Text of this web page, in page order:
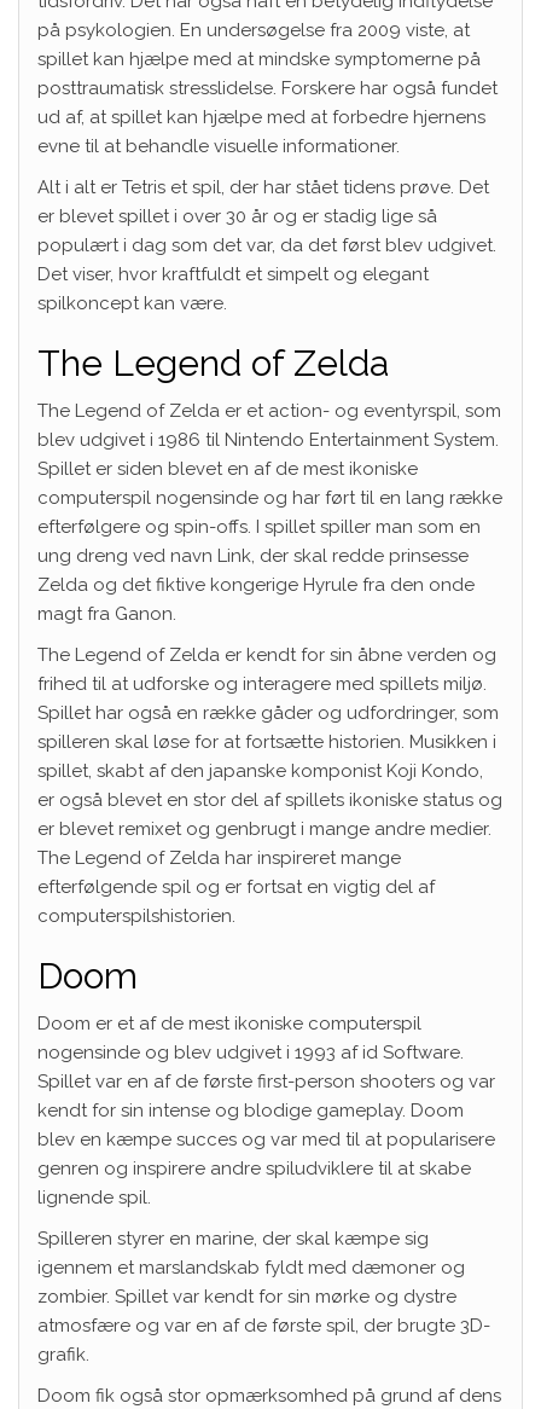
på psykologien. En undersøgelse fra 2009 viste, at
spillet kan hjælpe med at mindske symptomerne på
posttraumatisk stresslidelse. Forskere har også fundet
ud af, at spillet kan hjælpe med at forbedre hjernens
evne til at behandle visuelle informationer.
Alt i alt er Tetris et spil, der har stået tidens prøve. Det
er blevet spillet i over 30 år og er stadig lige så
populært i dag som det var, da det først blev udgivet.
Det viser, hvor kraftfuldt et simpelt og elegant
spilkoncept kan være.
The Legend of Zelda
The Legend of Zelda er et action- og eventyrspil, som
blev udgivet i 1986 til Nintendo Entertainment System.
Spillet er siden blevet en af de mest ikoniske
computerspil nogensinde og har ført til en lang række
efterfølgere og spin-offs. I spillet spiller man som en
ung dreng ved navn Link, der skal redde prinsesse
Zelda og det fiktive kongerige Hyrule fra den onde
magt fra Ganon.
The Legend of Zelda er kendt for sin åbne verden og
frihed til at udforske og interagere med spillets miljø.
Spillet har også en række gåder og udfordringer, som
spilleren skal løse for at fortsætte historien. Musikken i
spillet, skabt af den japanske komponist Koji Kondo,
er også blevet en stor del af spillets ikoniske status og
er blevet remixet og genbrugt i mange andre medier.
The Legend of Zelda har inspireret mange
efterfølgende spil og er fortsat en vigtig del af
computerspilshistorien.
Doom
Doom er et af de mest ikoniske computerspil
nogensinde og blev udgivet i 1993 af id Software.
Spillet var en af de første first-person shooters og var
kendt for sin intense og blodige gameplay. Doom
blev en kæmpe succes og var med til at popularisere
genren og inspirere andre spiludviklere til at skabe
lignende spil.
Spilleren styrer en marine, der skal kæmpe sig
igennem et marslandskab fyldt med dæmoner og
zombier. Spillet var kendt for sin mørke og dystre
atmosfære og var en af de første spil, der brugte 3D-
grafik.
Doom fik også stor opmærksomhed på grund af dens